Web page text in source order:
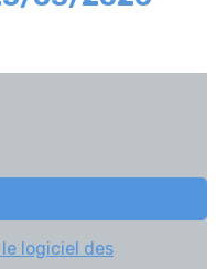
logiciel des